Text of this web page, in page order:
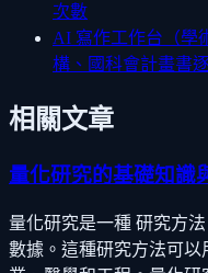
次數
AI 寫作工作台（學
構、國科會計畫書
相關文章
量化研究的基礎知識
量化研究是一種 研究方
數據。這種研究方法可